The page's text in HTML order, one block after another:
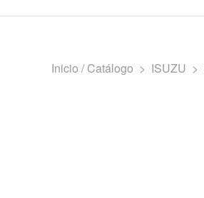
Inicio / Catálogo > ISUZU >